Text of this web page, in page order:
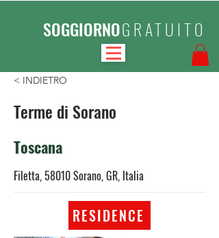
SOGGIORNOGRATUITO
< INDIETRO
Terme di Sorano
Toscana
Filetta, 58010 Sorano, GR, Italia
RESIDENCE